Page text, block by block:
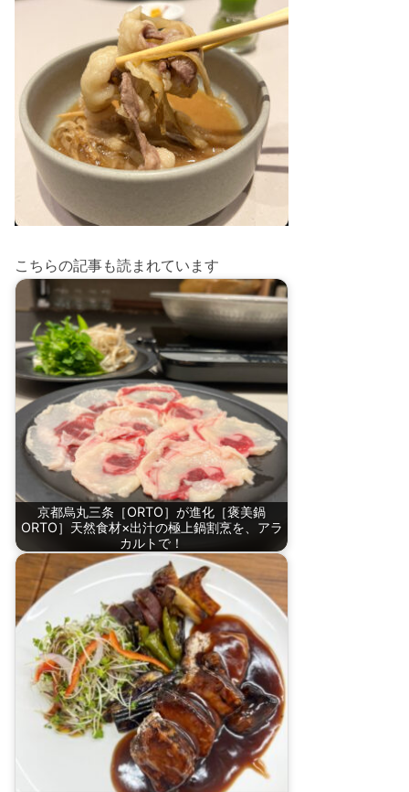
こちらの記事も読まれています
京都烏丸三条［ORTO］が進化［褒美鍋
ORTO］天然食材×出汁の極上鍋割烹を、アラ
カルトで！